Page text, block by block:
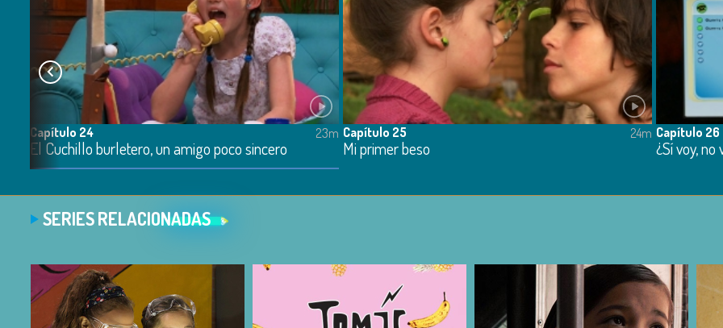
Capítulo 24
El Cuchillo burletero, un amigo poco sincero
23m Capítulo 25
Mi primer beso
24m Capítulo 26
¿Sí voy, no
SERIES RELACIONADAS